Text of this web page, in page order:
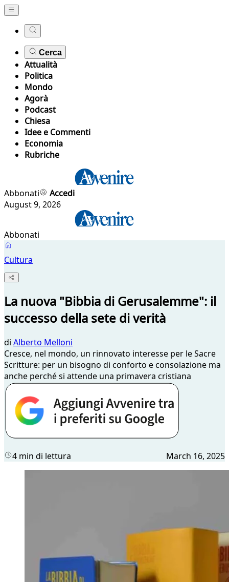
Cerca
Attualità
Politica
Mondo
Agorà
Podcast
Chiesa
Idee e Commenti
Economia
Rubriche
Abbonati
Accedi
August 9, 2026
Abbonati
Cultura
La nuova "Bibbia di Gerusalemme": il
successo della sete di verità
di Alberto Melloni
Cresce, nel mondo, un rinnovato interesse per le Sacre
Scritture: per un bisogno di conforto e consolazione ma
anche perché si attende una primavera cristiana
4 min di lettura March 16, 2025